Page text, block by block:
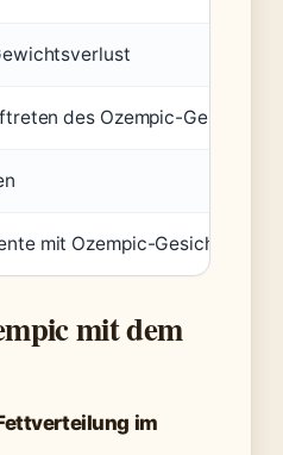
des Ozempic-Gesichts
mit Ozempic-Gesicht
mit dem
im